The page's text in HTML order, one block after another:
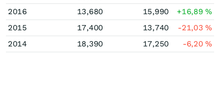
2016
13,680 15,990 +16,89%
2015
17,400 13,740 -21,03%
2014
18,390 17,250 -6,20%